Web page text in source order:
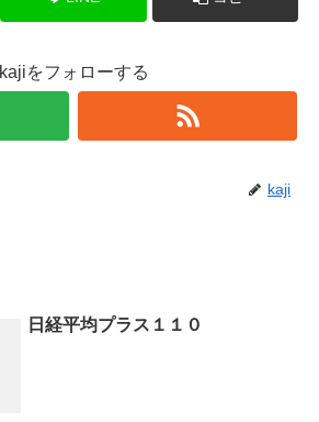
kajiをフォローする
kaji
日経平均プラス１１０